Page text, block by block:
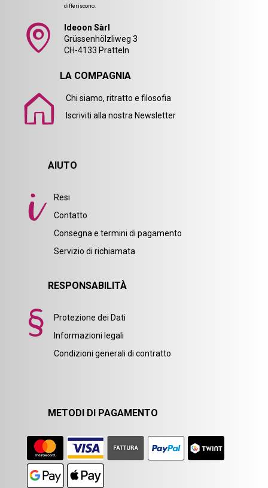
differiscono.
Ideoon Sàrl
Grüssenhölzliweg 3
CH-4133 Pratteln
LA COMPAGNIA
Chi siamo, ritratto e filosofia
Iscriviti alla nostra Newsletter
AIUTO
Resi
Contatto
Consegna e termini di pagamento
Servizio di richiamata
RESPONSABILITÀ
Protezione dei Dati
Informazioni legali
Condizioni generali di contratto
METODI DI PAGAMENTO